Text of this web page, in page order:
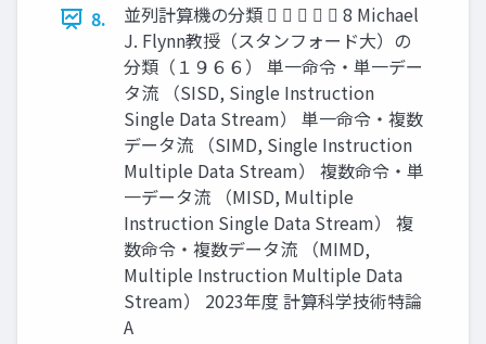
8.
並列計算機の分類      8 Michael
J. Flynn教授（スタンフォード大）の
分類（１９６６） 単一命令・単一デー
タ流 （SISD, Single Instruction
Single Data Stream） 単一命令・複数
データ流 （SIMD, Single Instruction
Multiple Data Stream） 複数命令・単
一データ流 （MISD, Multiple
Instruction Single Data Stream） 複
数命令・複数データ流 （MIMD,
Multiple Instruction Multiple Data
Stream） 2023年度 計算科学技術特論
A